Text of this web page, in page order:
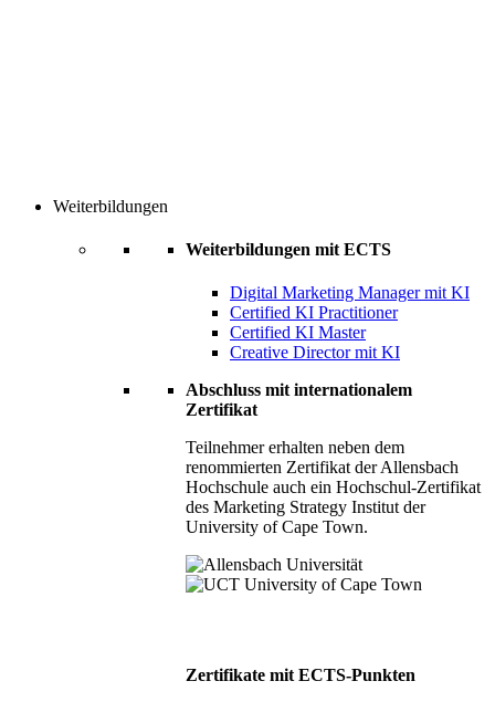
Weiterbildungen
Weiterbildungen mit ECTS
Digital Marketing Manager mit KI
Certified KI Practitioner
Certified KI Master
Creative Director mit KI
Abschluss mit internationalem
Zertifikat
Teilnehmer erhalten neben dem
renommierten Zertifikat der Allensbach
Hochschule auch ein Hochschul-Zertifikat
des Marketing Strategy Institut der
University of Cape Town.
Zertifikate mit ECTS-Punkten